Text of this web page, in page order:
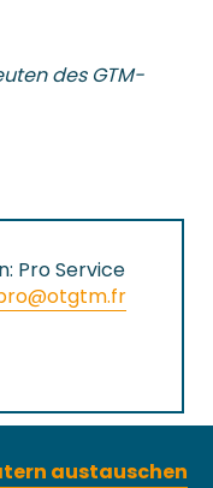
des GTM-
Pro Service
austauschen